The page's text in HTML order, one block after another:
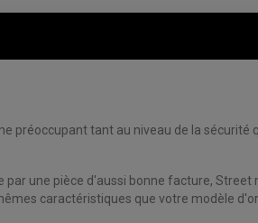
préoccupant tant au niveau de la
une pièce d'aussi bonne facture,
caractéristiques que votre modèle